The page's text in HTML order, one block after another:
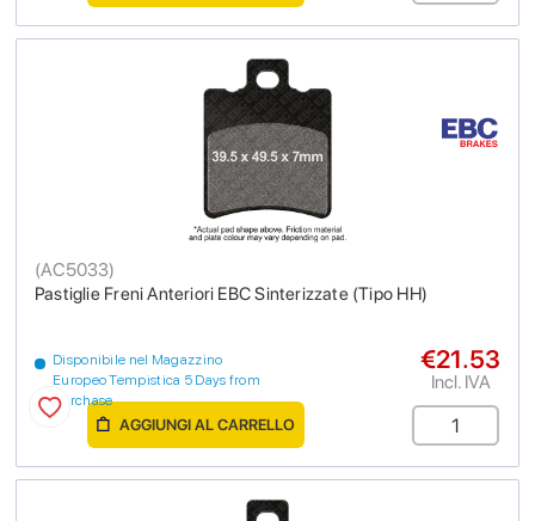
Pastiglie Freni Anteriori EBC Sinterizzate (Tipo HH)
(AC5033)
Disponibile nel Magazzino
Europeo Tempistica 5 Days from
purchase
€21.53
Incl. IVA
AGGIUNGI AL CARRELLO